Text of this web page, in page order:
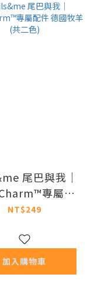
尾巴與我｜
專屬配
牧羊 (共二色)
NT$249
加入購物車